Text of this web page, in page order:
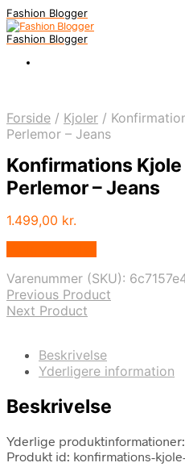
Fashion Blogger
Fashion Blogger
Forside / Kjoler /
Perlemor – Jeans
Konfirmations
Perlemor – Jeans
1.499,00 kr.
Varenummer (SKU):
Previous Product
Next Product
Beskrivelse
Yderligere information
Beskrivelse
Yderlige produktinformationer:
Produkt id: konfirmations-